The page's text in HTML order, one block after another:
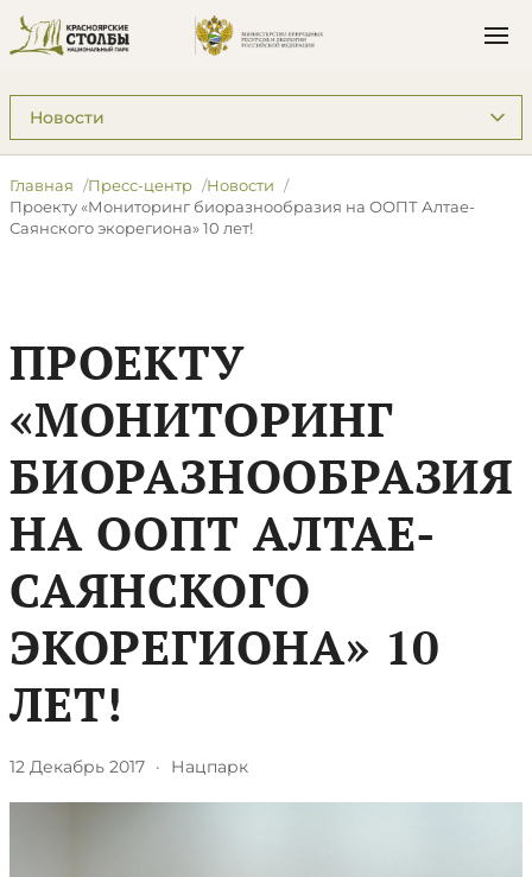
Подразделы: Пресс-центр
Главная Пресс-центр
Новости
Проекту «Мониторинг биоразнообразия на ООПТ Алтае-
Саянского экорегиона» 10 лет!
ПРОЕКТУ
«МОНИТОРИНГ
БИОРАЗНООБРАЗИЯ
НА ООПТ АЛТАЕ-
САЯНСКОГО
ЭКОРЕГИОНА» 10
ЛЕТ!
12 Декабрь 2017 · Нацпарк